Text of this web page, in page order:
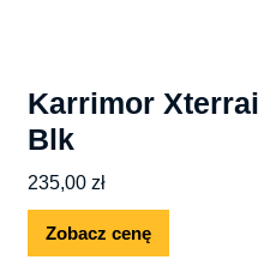
Karrimor
Blk
235,00 zł
Zobacz cenę